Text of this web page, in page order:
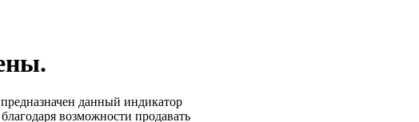
данный индикатор
возможности продавать